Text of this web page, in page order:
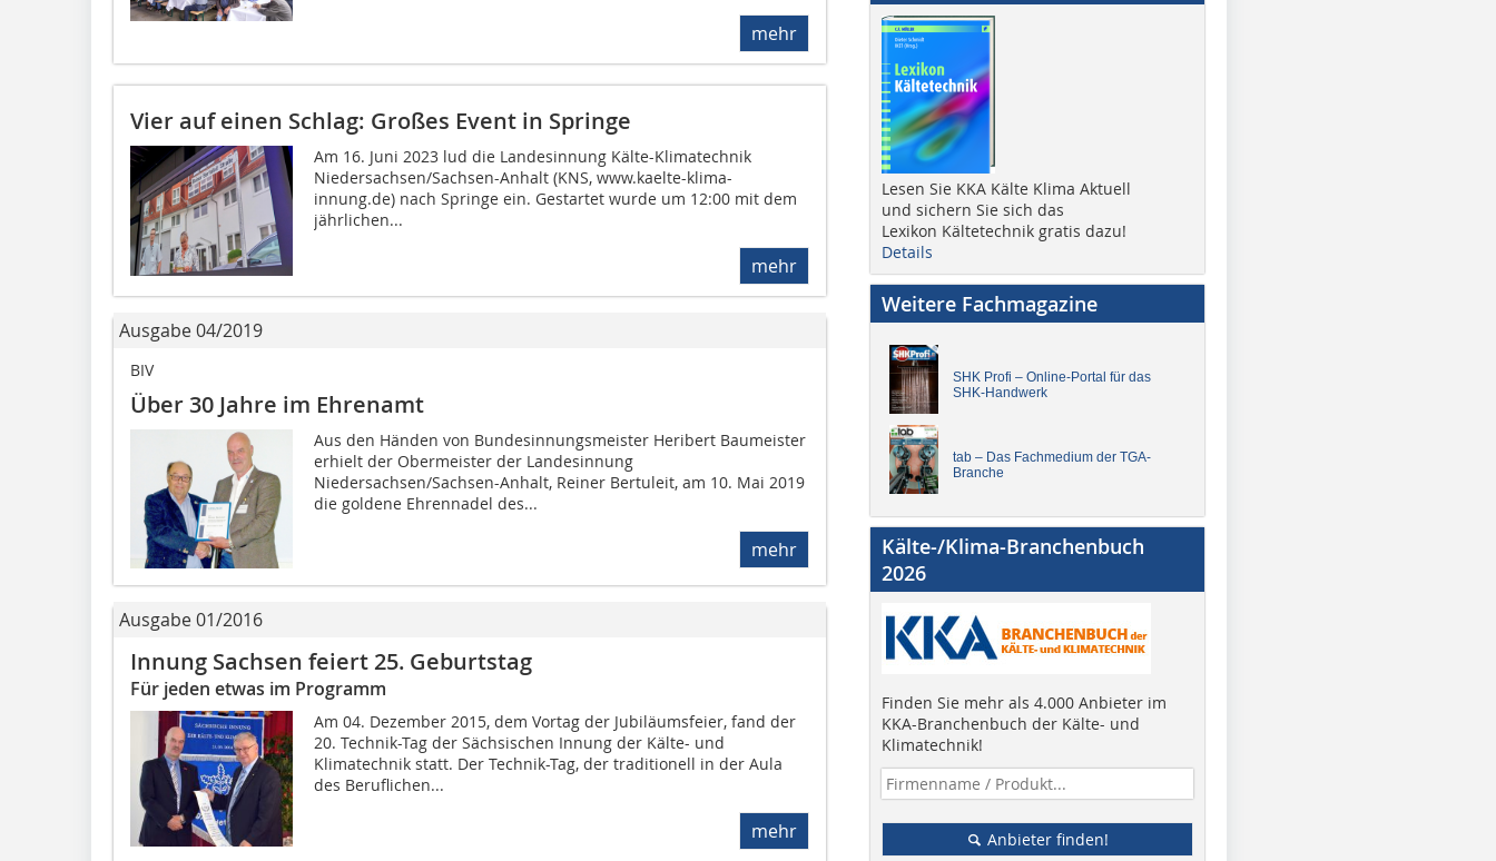
mehr
Vier auf einen Schlag: Großes Event in Springe
Am 16. Juni 2023 lud die Landesinnung Kälte-Klimatechnik
Niedersachsen/Sachsen-Anhalt (KNS, www.kaelte-klima-
innung.de) nach Springe ein. Gestartet wurde um 12:00 mit dem
jährlichen...
mehr
Ausgabe 04/2019
BIV
Über 30 Jahre im Ehrenamt
Aus den Händen von Bundesinnungsmeister Heribert Baumeister
erhielt der Obermeister der Landesinnung
Niedersachsen/Sachsen-Anhalt, Reiner Bertuleit, am 10. Mai 2019
die goldene Ehrennadel des...
mehr
Ausgabe 01/2016
Innung Sachsen feiert 25. Geburtstag
Für jeden etwas im Programm
Am 04. Dezember 2015, dem Vortag der Jubiläumsfeier, fand der
20. Technik-Tag der Sächsischen Innung der Kälte- und
Klimatechnik statt. Der Technik-Tag, der traditionell in der Aula
des Beruflichen...
mehr
Lesen Sie KKA Kälte Klima Aktuell
und sichern Sie sich das
Lexikon Kältetechnik gratis dazu!
Details
Weitere Fachmagazine
SHK Profi – Online-Portal für das
SHK-Handwerk
tab – Das Fachmedium der TGA-
Branche
Kälte-/Klima-Branchenbuch
2026
Finden Sie mehr als 4.000 Anbieter im
KKA-Branchenbuch der Kälte- und
Klimatechnik!
Anbieter finden!